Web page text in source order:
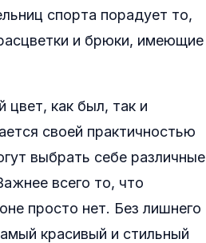
спорта порадует то,
и брюки, имеющие
как был, так и
своей практичностью
выбрать себе различные
всего то, что
просто нет. Без лишнего
красивый и стильный